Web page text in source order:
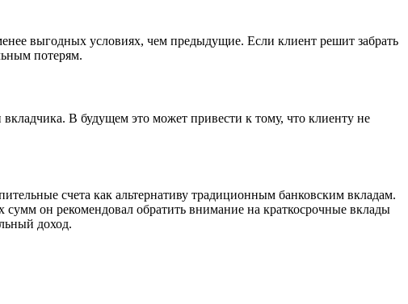
выгодных условиях, чем предыдущие. Если клиент решит забрать
потерям.
В будущем это может привести к тому, что клиенту не
счета как альтернативу традиционным банковским вкладам.
он рекомендовал обратить внимание на краткосрочные вклады
доход.